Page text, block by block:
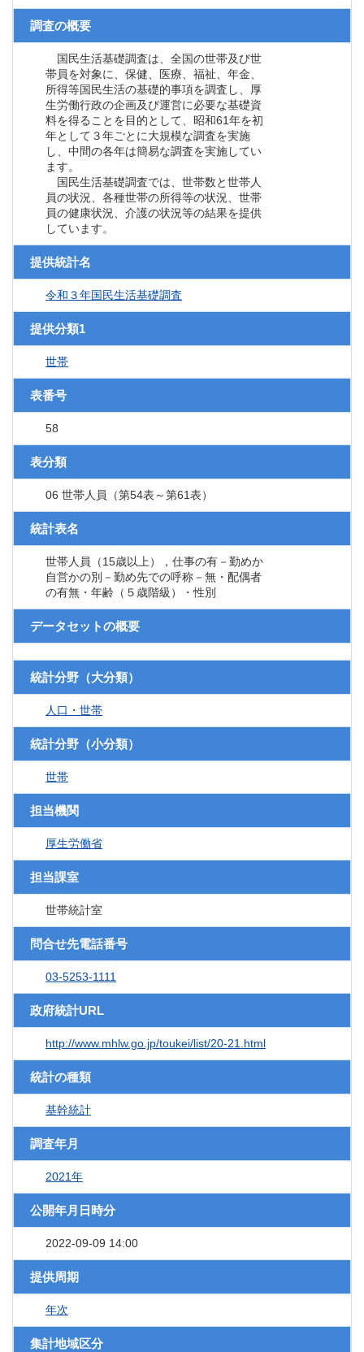
調査の概要
国民生活基礎調査は、全国の世帯及び世
帯員を対象に、保健、医療、福祉、年金、
所得等国民生活の基礎的事項を調査し、厚
生労働行政の企画及び運営に必要な基礎資
料を得ることを目的として、昭和61年を初
年として３年ごとに大規模な調査を実施
し、中間の各年は簡易な調査を実施してい
ます。
国民生活基礎調査では、世帯数と世帯人
員の状況、各種世帯の所得等の状況、世帯
員の健康状況、介護の状況等の結果を提供
しています。
提供統計名
令和３年国民生活基礎調査
提供分類1
世帯
表番号
58
表分類
06 世帯人員（第54表～第61表）
統計表名
世帯人員（15歳以上），仕事の有－勤めか
自営かの別－勤め先での呼称－無・配偶者
の有無・年齢（５歳階級）・性別
データセットの概要
統計分野（大分類）
人口・世帯
統計分野（小分類）
世帯
担当機関
厚生労働省
担当課室
世帯統計室
問合せ先電話番号
03-5253-1111
政府統計URL
http://www.mhlw.go.jp/toukei/list/20-21.html
統計の種類
基幹統計
調査年月
2021年
公開年月日時分
2022-09-09 14:00
提供周期
年次
集計地域区分